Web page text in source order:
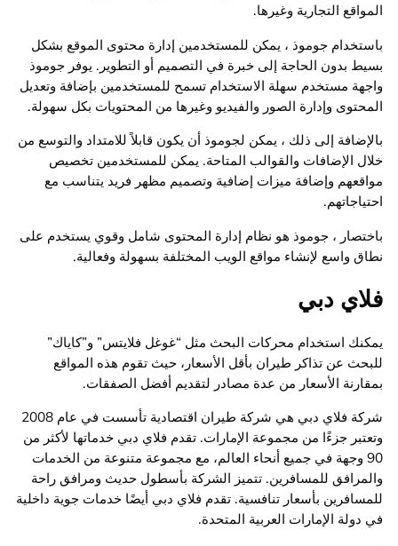
المواقع التجارية وغيرها.
باستخدام جوموذ ، يمكن للمستخدمين إدارة محتوى الموقع بشكل
بسيط بدون الحاجة إلى خبرة في التصميم أو التطوير. يوفر جوموذ
واجهة مستخدم سهلة الاستخدام تسمح للمستخدمين بإضافة وتعديل
المحتوى وإدارة الصور والفيديو وغيرها من المحتويات بكل سهولة.
بالإضافة إلى ذلك ، يمكن لجوموذ أن يكون قابلاً للامتداد والتوسع من
خلال الإضافات والقوالب المتاحة. يمكن للمستخدمين تخصيص
مواقعهم وإضافة ميزات إضافية وتصميم مظهر فريد يتناسب مع
احتياجاتهم.
باختصار ، جوموذ هو نظام إدارة المحتوى شامل وقوي يستخدم على
نطاق واسع لإنشاء مواقع الويب المختلفة بسهولة وفعالية.
فلاي دبي
يمكنك استخدام محركات البحث مثل “غوغل فلايتس” و”كاياك”
للبحث عن تذاكر طيران بأقل الأسعار، حيث تقوم هذه المواقع
بمقارنة الأسعار من عدة مصادر لتقديم أفضل الصفقات.
شركة فلاي دبي هي شركة طيران اقتصادية تأسست في عام 2008
وتعتبر جزءًا من مجموعة الإمارات. تقدم فلاي دبي خدماتها لأكثر من
90 وجهة في جميع أنحاء العالم، مع مجموعة متنوعة من الخدمات
والمرافق للمسافرين. تتميز الشركة بأسطول حديث ومرافق راحة
للمسافرين بأسعار تنافسية. تقدم فلاي دبي أيضًا خدمات جوية داخلية
في دولة الإمارات العربية المتحدة.